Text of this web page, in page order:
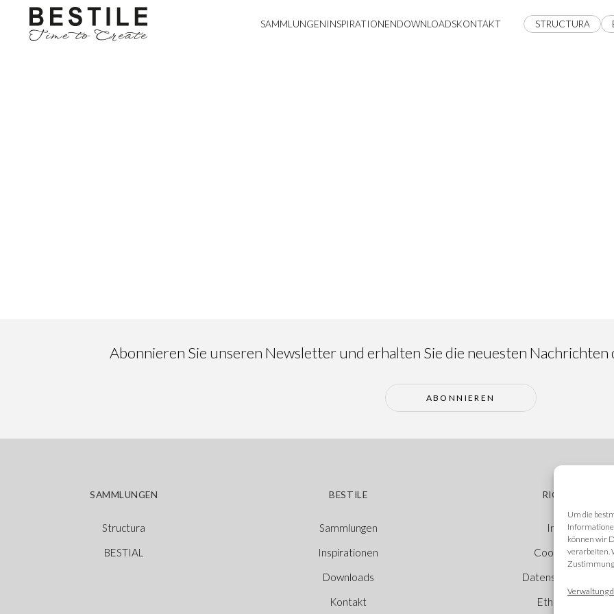
Um die
können wir
verarbeiten.
Zustimmung
Verwaltung
SAMMLUNGENINSPIRATIONENDOWNLOADSKONTAKT STRUCTURA
Abonnieren Sie unseren Newsletter und erhalten Sie die neuesten
ABONNIEREN
SAMMLUNGEN
Structura
BESTIAL
BESTILE
Sammlungen
Inspirationen
Downloads
Kontakt
RICHTLINIEN
Impressum
Cookie-Richtlinie
Ethischer Kanal